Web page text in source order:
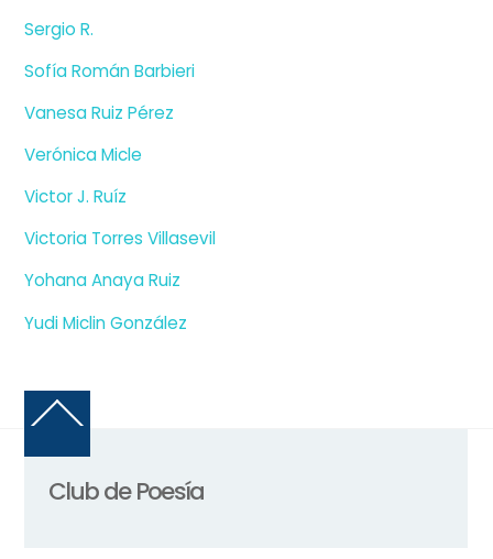
Sergio R.
Sofía Román Barbieri
Vanesa Ruiz Pérez
Verónica Micle
Victor J. Ruíz
Victoria Torres Villasevil
Yohana Anaya Ruiz
Yudi Miclin González
Back
Top
Club de Poesía